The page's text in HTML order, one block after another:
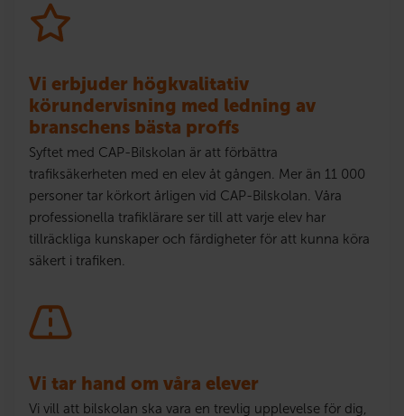
Vi erbjuder högkvalitativ
körundervisning med ledning av
branschens bästa proffs
Syftet med CAP-Bilskolan är att förbättra
trafiksäkerheten med en elev åt gången. Mer än 11 000
personer tar körkort årligen vid CAP-Bilskolan. Våra
professionella trafiklärare ser till att varje elev har
tillräckliga kunskaper och färdigheter för att kunna köra
säkert i trafiken.
Vi tar hand om våra elever
Vi vill att bilskolan ska vara en trevlig upplevelse för dig,